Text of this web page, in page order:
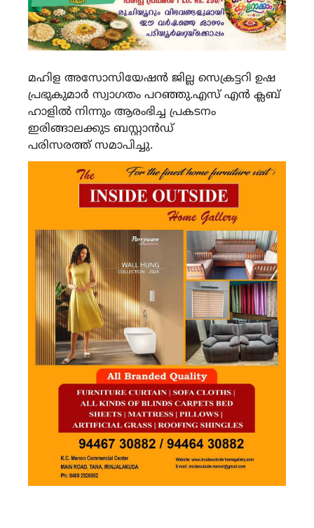
മഹിള അസോസിയേഷൻ ജില്ല സെക്രട്ടറി ഉഷ
പ്രഭുകുമാർ സ്വാഗതം പറഞ്ഞു.എസ് എൻ ക്ലബ്
ഹാളിൽ നിന്നും ആരംഭിച്ച പ്രകടനം
ഇരിങ്ങാലക്കുട ബസ്റ്റാൻഡ്
പരിസരത്ത് സമാപിച്ചു.